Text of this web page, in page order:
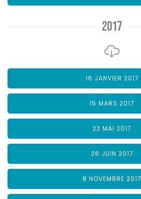
2017
16 JANVIER 2017
15 MARS 2017
22 MAI 2017
26 JUIN 2017
8 NOVEMBRE 2017